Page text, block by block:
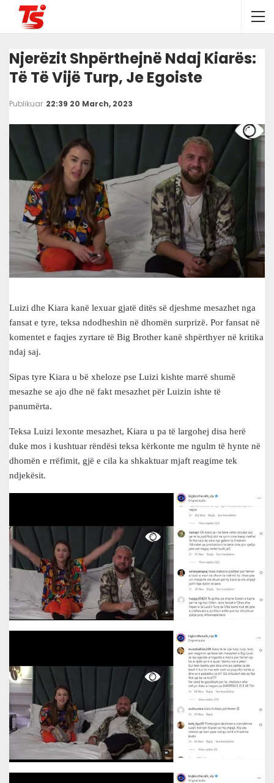
Njerëzit Shpërthejnë Ndaj Kiarës:
Të Të Vijë Turp, Je Egoiste
Publikuar 22:39 20 March, 2023
Luizi dhe Kiara kanë lexuar gjatë ditës së djeshme mesazhet nga
fansat e tyre, teksa ndodheshin në dhomën surprizë. Por fansat në
komentet e faqjes zyrtare të Big Brother kanë shpërthyer në kritika
ndaj saj.
Sipas tyre Kiara u bë xheloze pse Luizi kishte marrë shumë
mesazhe se ajo dhe në fakt mesazhet për Luizin ishte të
panumërta.
Teksa Luizi lexonte mesazhet, Kiara u pa të largohej disa herë
duke mos i kushtuar rëndësi teksa kërkonte me ngulm të hynte në
dhomën e rrëfimit, gjë e cila ka shkaktuar mjaft reagime tek
ndjekësit.